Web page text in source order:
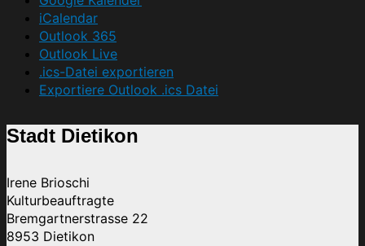
iCalendar
Outlook 365
Outlook Live
.ics-Datei exportieren
Exportiere Outlook .ics Datei
Stadt Dietikon
Irene Brioschi
Kulturbeauftragte
Bremgartnerstrasse 22
8953 Dietikon